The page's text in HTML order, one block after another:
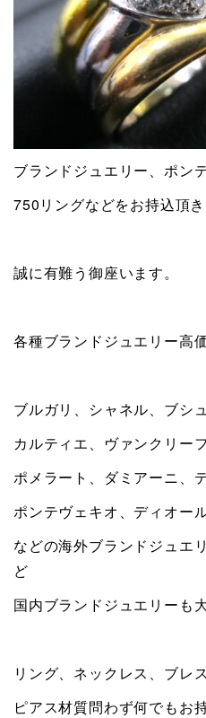
ブランドジュエリー、ポン
750リングなどをお持込頂き
誠に有難う御座います。
各種ブランドジュエリー高
ブルガリ、シャネル、ブシ
カルティエ、ヴァンクリー
ポメラート、ダミアーニ、
ポンテヴェキオ、ディオー
などの海外ブランドジュエ
ど
国内ブランドジュエリーも
リング、ネックレス、ブレ
ピアス材質問わず何でもお